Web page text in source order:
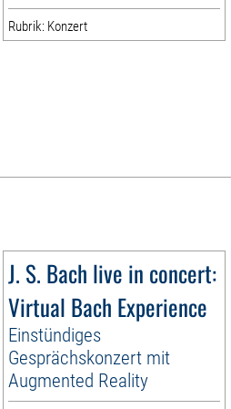
Rubrik: Konzert
J. S. Bach live in concert:
Virtual Bach Experience
Einstündiges
Gesprächskonzert mit
Augmented Reality